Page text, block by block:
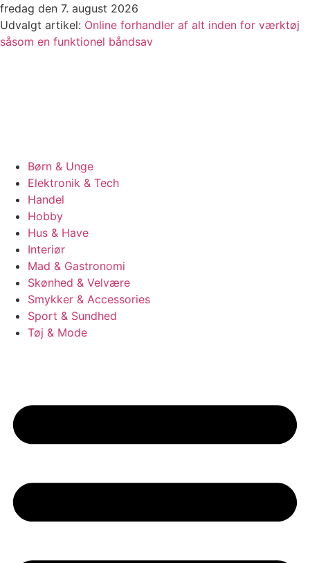
Videre
til
indhold
fredag den 7. august 2026
Udvalgt artikel: Online forhandler af alt inden for værktøj
såsom en funktionel båndsav
Børn & Unge
Elektronik & Tech
Handel
Hobby
Hus & Have
Interiør
Mad & Gastronomi
Skønhed & Velvære
Smykker & Accessories
Sport & Sundhed
Tøj & Mode